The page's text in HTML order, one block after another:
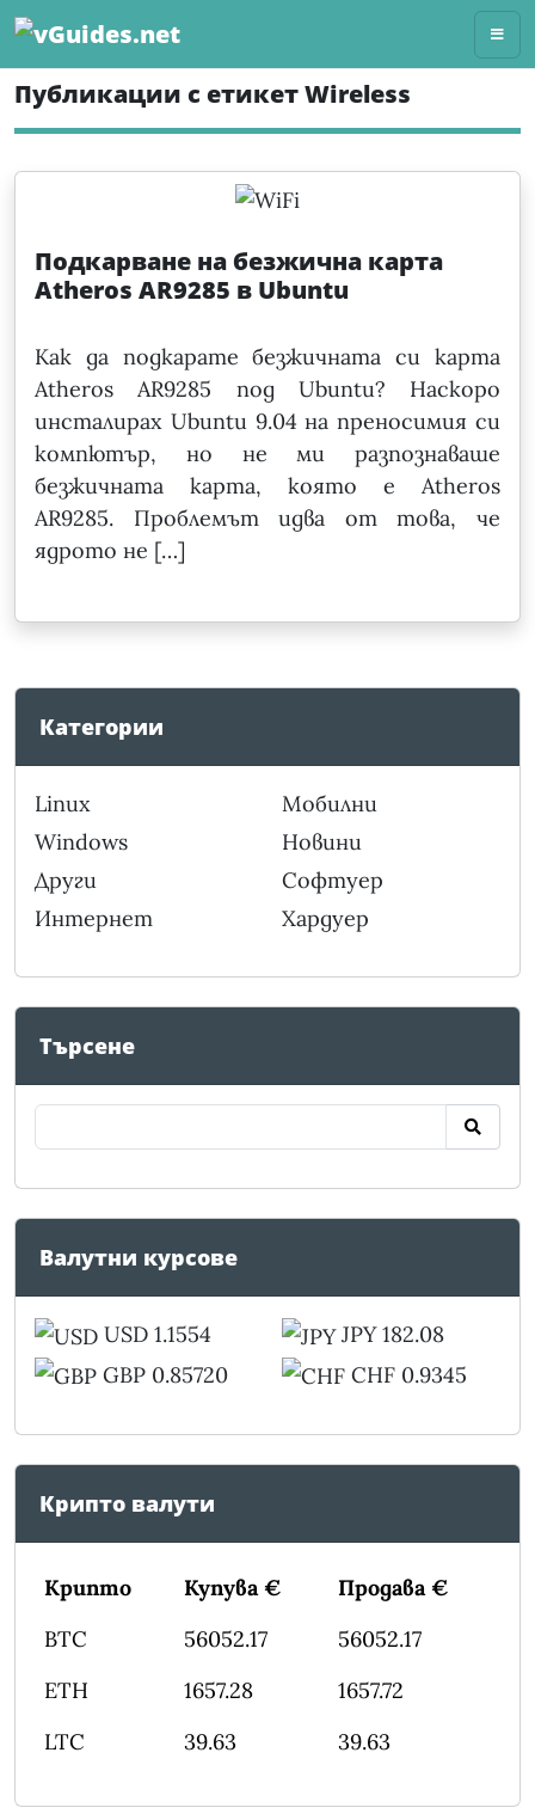
Skip
content
Публикации с етикет Wireless
Подкарване на безжична карта
Atheros AR9285 в Ubuntu
Как да подкарате безжичната си карта
Atheros AR9285 под Ubuntu? Наскоро
инсталирах Ubuntu 9.04 на преносимия си
компютър, но не ми разпознаваше
безжичната карта, която е Atheros
AR9285. Проблемът идва от това, че
ядрото не […]
Категории
Linux
Windows
Други
Интернет
Мобилни
Новини
Софтуер
Хардуер
Търсене
Валутни курсове
USD 1.1554
GBP 0.85720
JPY 182.08
CHF 0.9345
Крипто валути
Крипто Купува €
Продава €
BTC
56052.17
56052.17
ETH
1657.28
1657.72
LTC
39.63 39.63